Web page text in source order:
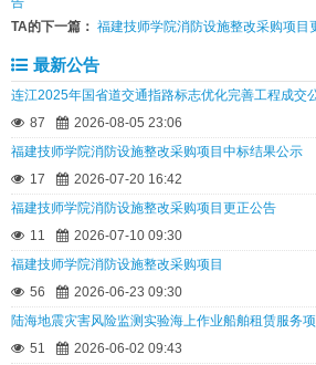
TA的下一篇： 福建技师学院消防设施整改采购项目
最新公告
连江2025年国省道交通指路标志优化完善工程成交
87
2026-08-05 23:06
福建技师学院消防设施整改采购项目中标结果公示
17
2026-07-20 16:42
福建技师学院消防设施整改采购项目更正公告
11
2026-07-10 09:30
福建技师学院消防设施整改采购项目
56
2026-06-23 09:30
陆海地震灾害风险监测实验海上作业船舶租赁服务
51
2026-06-02 09:43